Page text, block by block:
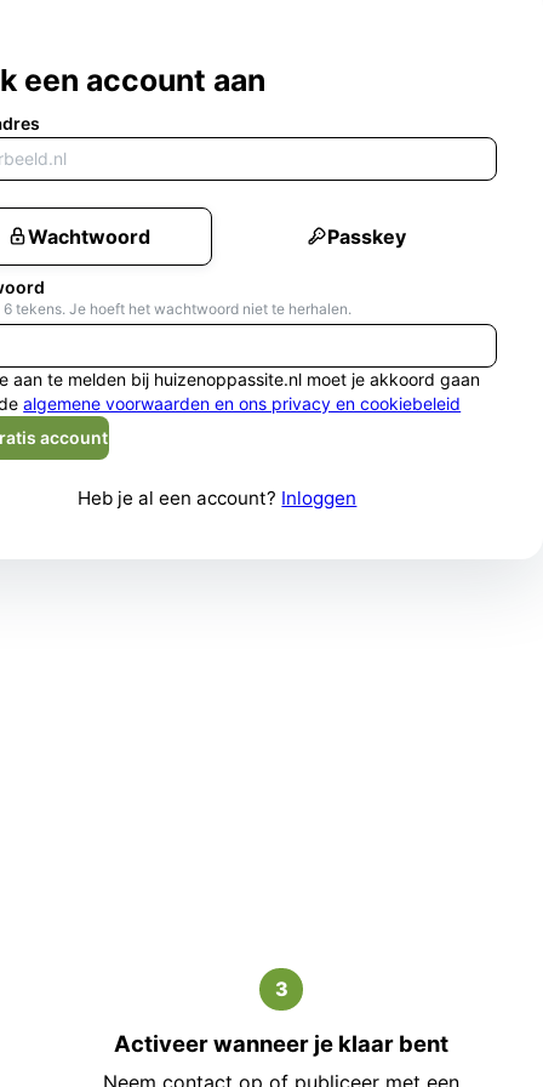
een account aan
Wachtwoord Passkey
6 tekens. Je hoeft het wachtwoord niet te herhalen.
aan te melden bij huizenoppassite.nl moet je akkoord gaan
algemene voorwaarden en ons privacy en cookiebeleid
account
Heb je al een account? Inloggen
3
Activeer wanneer je klaar bent